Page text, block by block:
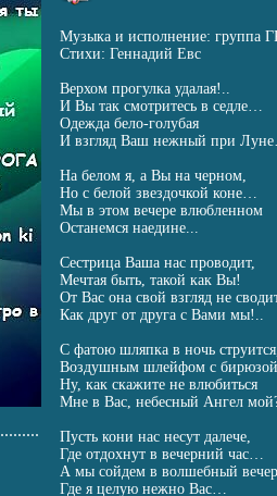
pause
Музыка и исполнение: группа
Стихи: Геннадий Евс
Верхом прогулка удалая!..
И Вы так смотритесь в седле…
Одежда бело-голубая
И взгляд Ваш нежный при
На белом я, а Вы на черном,
Но с белой звездочкой коне…
Мы в этом вечере влюбленном
Останемся наедине...
Сестрица Ваша нас проводит,
Мечтая быть, такой как Вы!
От Вас она свой взгляд не
Как друг от друга с Вами мы!..
С фатою шляпка в ночь
Воздушным шлейфом с
Ну, как скажите не влюбиться
Мне в Вас, небесный Ангел
Пусть кони нас несут далече,
Где отдохнут в вечерний час…
А мы сойдем в волшебный
Где я целую нежно Вас…